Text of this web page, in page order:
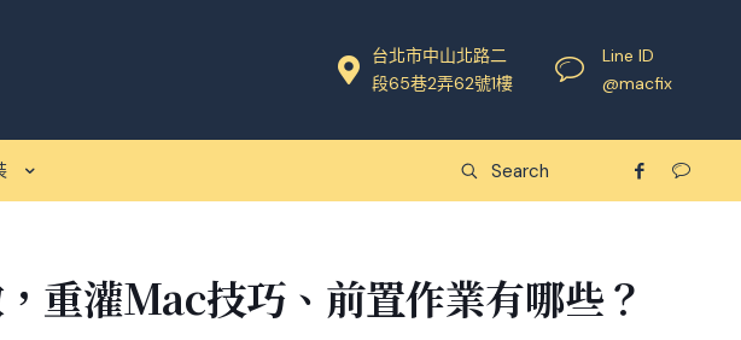
台北市中山北路二
段65巷2弄62號1樓
Line ID
@macfix
重灌Mac技巧、前置作業有哪些？